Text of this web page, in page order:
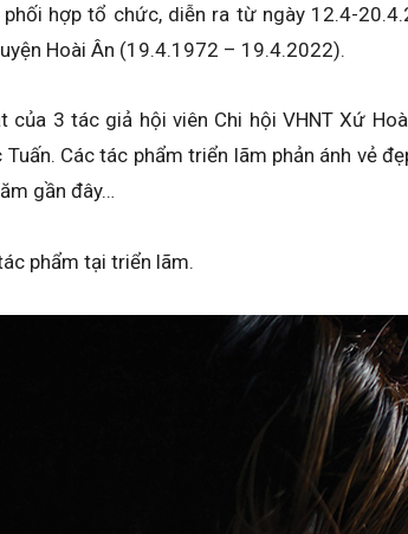
hợp tổ chức, diễn ra từ ngày 12.4-
Hoài Ân (19.4.1972 – 19.4.2022).
3 tác giả hội viên Chi hội VHNT Xứ
Các tác phẩm triển lãm phản ánh vẻ
gần đây…
phẩm tại triển lãm.